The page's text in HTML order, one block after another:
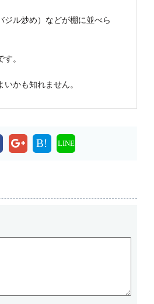
ジル炒め）などが棚に並べら
。
かも知れません。
B! LINE